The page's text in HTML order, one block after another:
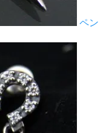
ペン